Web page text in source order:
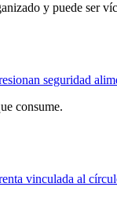
y puede ser
seguridad
consume.
vinculada al